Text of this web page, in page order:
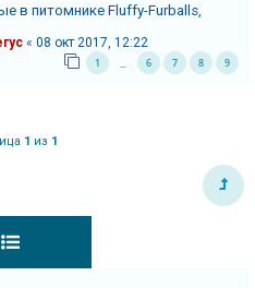
в питомнике Fluffy-Furballs,
« 08 окт 2017, 12:22
1 6 7 8 9
1 из 1